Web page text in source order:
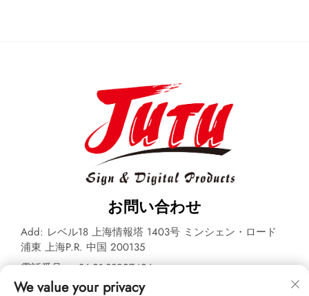
お問い合わせ
Add: レベル18 上海情報塔 1403号 ミンシェン・ロード
浦東 上海P.R. 中国 200135
電話番号：+86-21-33927426
メールアドレス： [email protected]
We value your privacy